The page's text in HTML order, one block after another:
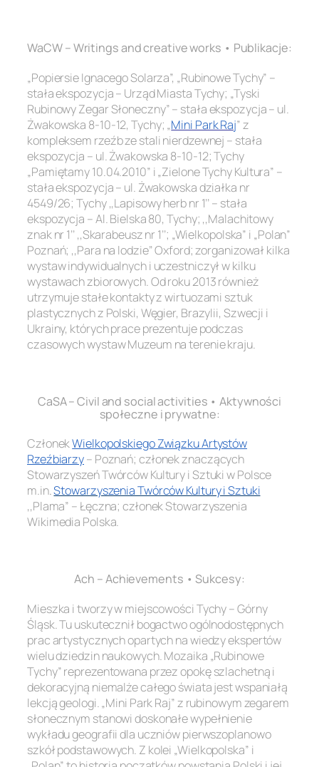
WaCW – Writings and creative works • Publikacje:
„Popiersie Ignacego Solarza”, „Rubinowe Tychy” –
stała ekspozycja – Urząd Miasta Tychy; „Tyski
Rubinowy Zegar Słoneczny” – stała ekspozycja – ul.
Żwakowska 8-10-12, Tychy; „Mini Park Raj” z
kompleksem rzeźb ze stali nierdzewnej – stała
ekspozycja – ul. Żwakowska 8-10-12; Tychy
„Pamiętamy 10.04.2010” i „Zielone Tychy Kultura” –
stała ekspozycja – ul. Żwakowska działka nr
4549/26; Tychy ,,Lapisowy herb nr 1’’ – stała
ekspozycja – Al. Bielska 80, Tychy; ,,Malachitowy
znak nr 1’’ ,,Skarabeusz nr 1’’; „Wielkopolska” i „Polan”
Poznań; ,,Para na lodzie’’ Oxford; zorganizował kilka
wystaw indywidualnych i uczestniczył w kilku
wystawach zbiorowych. Od roku 2013 również
utrzymuje stałe kontakty z wirtuozami sztuk
plastycznych z Polski, Węgier, Brazylii, Szwecji i
Ukrainy, których prace prezentuje podczas
czasowych wystaw Muzeum na terenie kraju.
CaSA – Civil and social activities • Aktywności
społeczne i prywatne:
CzłonekWielkopolskiego Związku Artystów
Rzeźbiarzy– Poznań; członek znaczących
Stowarzyszeń Twórców Kultury i Sztuki w Polsce
m.in.Stowarzyszenia Twórców Kultury i Sztuki
,,Plama” – Łęczna; członek Stowarzyszenia
Wikimedia Polska.
Ach – Achievements • Sukcesy:
Mieszka i tworzy w miejscowości Tychy – Górny
Śląsk. Tu uskutecznił bogactwo ogólnodostępnych
prac artystycznych opartych na wiedzy ekspertów
wielu dziedzin naukowych. Mozaika „Rubinowe
Tychy” reprezentowana przez opokę szlachetną i
dekoracyjną niemalże całego świata jest wspaniałą
lekcją geologi. „Mini Park Raj” z rubinowym zegarem
słonecznym stanowi doskonałe wypełnienie
wykładu geografii dla uczniów pierwszoplanowo
szkół podstawowych. Z kolei „Wielkopolska” i